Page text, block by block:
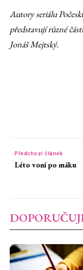
Autory seriálu
představují různé části
Jonáš Mejtský.
Předchozí článek
Léto voní po máku